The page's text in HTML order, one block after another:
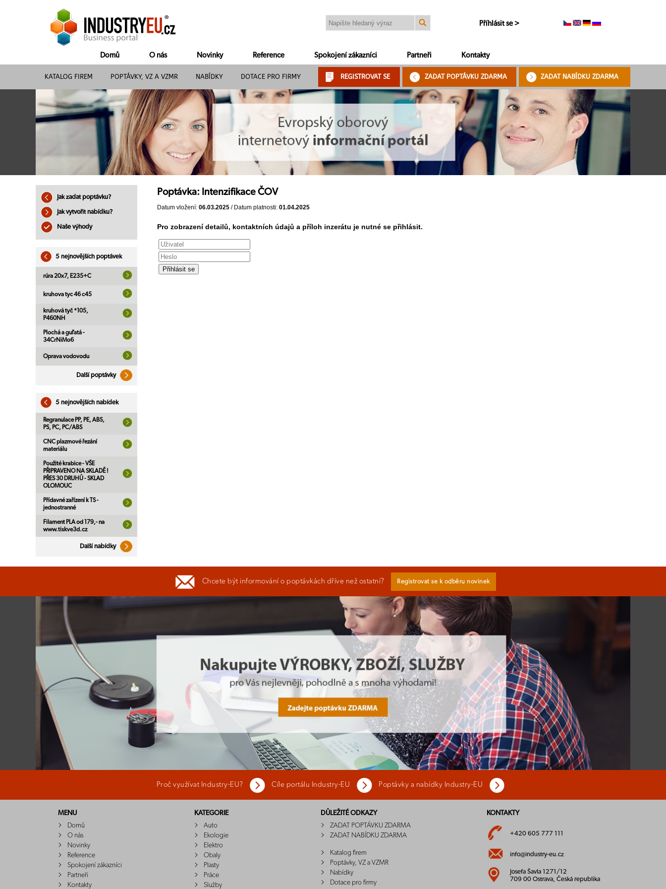
Příhlásit se >
Domů O nás Novinky Reference Spokojení zákazníci Partneři Kontakty
KATALOG FIREM POPTÁVKY, VZ A VZMR NABÍDKY DOTACE PRO FIRMY REGISTROVAT SE ZADAT POPTÁVKU ZDARMA ZADAT NABÍDKU ZDARMA
Jak zadat poptávku?
Jak vytvořit nabídku?
Naše výhody
5 nejnovějších poptávek
rúra 20x7, E235+C
kruhova tyc 46 c45
kruhová tyč *105,
P460NH
Plochá a guľatá -
34CrNiMo6
Oprava vodovodu
Další poptávky
5 nejnovějších nabídek
Regranulace PP, PE, ABS,
PS, PC, PC/ABS
CNC plazmové řezání
materiálu
Použité krabice - VŠE
PŘIPRAVENO NA SKLADĚ !
PŘES 30 DRUHŮ - SKLAD
OLOMOUC
Přídavné zařízení k TS -
jednostranné
Filament PLA od 179,- na
www.tiskve3d.cz
Další nabídky
Poptávka: Intenzifikace ČOV
Datum vložení: 06.03.2025 / Datum platnosti: 01.04.2025
Pro zobrazení detailů, kontaktních údajů a příloh inzerátu je nutné se přihlásit.
Chcete být informování o poptávkách dříve než ostatní? Registrovat se k odběru novinek
Proč využívat Industry-EU? Cíle portálu Industry-EU Poptávky a nabídky Industry-EU
MENU
Domů
O nás
Novinky
Reference
Spokojení zákazníci
Partneři
Kontakty
KATEGORIE
Auto
Ekologie
Elektro
Obaly
Plasty
Práce
Služby
DŮLEŽITÉ ODKAZY
ZADAT POPTÁVKU ZDARMA
ZADAT NABÍDKU ZDARMA
Katalog firem
Poptávky, VZ a VZMR
Nabídky
Dotace pro firmy
KONTAKTY
+420 605 777 111
info@industry-eu.cz
Josefa Šavla 1271/12
709 00 Ostrava, Česká republika